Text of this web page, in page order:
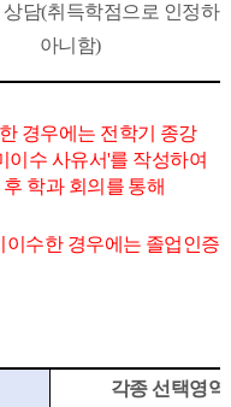
상담(취득학점으로 인정하
아니함)
경우에는 전학기 종강
이수 사유서'를 작성하여
학과 회의를 통해
수한 경우에는 졸업인증
각종 선택영